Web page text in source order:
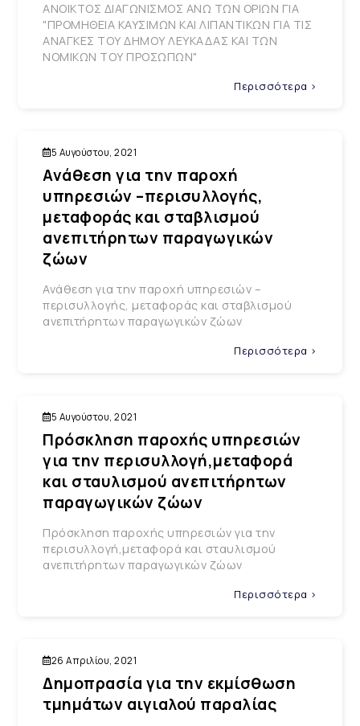
ΑΝΟΙΚΤΟΣ ΔΙΑΓΩΝΙΣΜΟΣ ΑΝΩ ΤΩΝ ΟΡΙΩΝ ΓΙΑ
"ΠΡΟΜΗΘΕΙΑ ΚΑΥΣΙΜΩΝ ΚΑΙ ΛΙΠΑΝΤΙΚΩΝ ΓΙΑ ΤΙΣ
ΑΝΑΓΚΕΣ ΤΟΥ ΔΗΜΟΥ ΛΕΥΚΑΔΑΣ ΚΑΙ ΤΩΝ
ΝΟΜΙΚΩΝ ΤΟΥ ΠΡΟΣΩΠΩΝ"
Περισσότερα >
5 Αυγούστου, 2021
Ανάθεση για την παροχή
υπηρεσιών –περισυλλογής,
μεταφοράς και σταβλισμού
ανεπιτήρητων παραγωγικών
ζώων
Ανάθεση για την παροχή υπηρεσιών –
περισυλλογής, μεταφοράς και σταβλισμού
ανεπιτήρητων παραγωγικών ζώων
Περισσότερα >
5 Αυγούστου, 2021
Πρόσκληση παροχής υπηρεσιών
για την περισυλλογή,μεταφορά
και σταυλισμού ανεπιτήρητων
παραγωγικών ζώων
Πρόσκληση παροχής υπηρεσιών για την
περισυλλογή,μεταφορά και σταυλισμού
ανεπιτήρητων παραγωγικών ζώων
Περισσότερα >
26 Απριλίου, 2021
Δημοπρασία για την εκμίσθωση
τμημάτων αιγιαλού παραλίας